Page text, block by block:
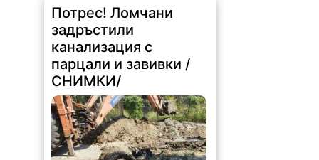
Потрес! Ломчани
задръстили
канализация с
парцали и завивки /
СНИМКИ/